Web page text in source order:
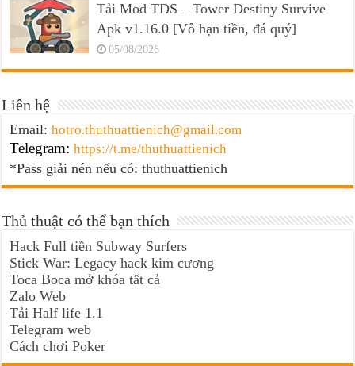
Tải Mod TDS – Tower Destiny Survive
Apk v1.16.0 [Vô hạn tiền, đá quý]
05/08/2026
Liên hệ
Email:hotro.thuthuattienich@gmail.com
Telegram: https://t.me/thuthuattienich
*Pass giải nén nếu có: thuthuattienich
Thủ thuật có thể bạn thích
Hack Full tiền Subway Surfers
Stick War: Legacy hack kim cương
Toca Boca mở khóa tất cả
Zalo Web
Tải Half life 1.1
Telegram web
Cách chơi Poker